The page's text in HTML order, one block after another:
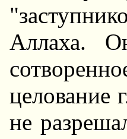
Аллаха.
целование
не